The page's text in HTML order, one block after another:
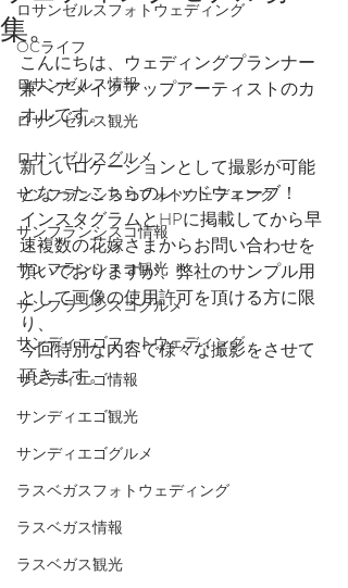
ロサンゼルスフォトウェディング
OCライフ
ロサンゼルス情報
ロサンゼルス観光
ロサンゼルスグルメ
サンフランシスコフォトウェディング
サンフランシスコ情報
サンフランシスコ観光
サンフランシスコグルメ
サンディエゴフォトウェディング
サンディエゴ情報
サンディエゴ観光
サンディエゴグルメ
ラスベガスフォトウェディング
ラスベガス情報
ラスベガス観光
集。
こんにちは、ウェディングプランナー
兼ヘアメイクアップアーティストのカ
オルです。
新しいロケーションとして撮影が可能
となったこちらのレッドウェーブ！
インスタグラムとHPに掲載してから早
速複数の花嫁さまからお問い合わせを
頂いておりますが、弊社のサンプル用
として画像の使用許可を頂ける方に限
り、
今回特別な内容で様々な撮影をさせて
頂きます。